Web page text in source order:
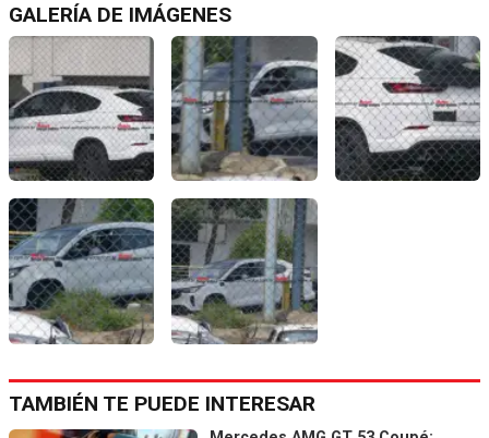
GALERÍA DE IMÁGENES
TAMBIÉN TE PUEDE INTERESAR